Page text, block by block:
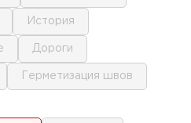
история
дороги
герметизация швов